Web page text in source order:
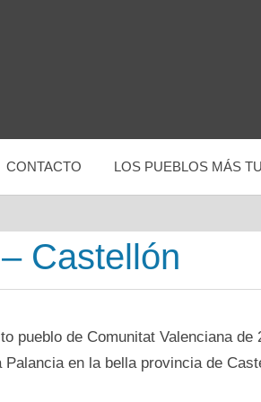
CONTACTO LOS PUEBLOS MÁS
Castellón
pueblo dе Comunitat Valenciana dе
Palancia en la bella provincia dе